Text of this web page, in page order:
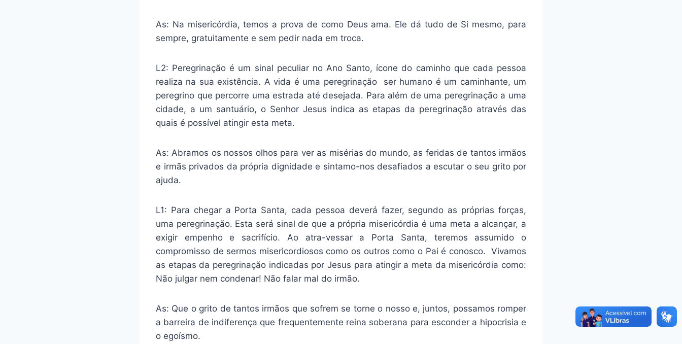
As: Na misericórdia, temos a prova de como Deus ama. Ele dá tudo de Si mesmo, para
sempre, gratuitamente e sem pedir nada em troca.
L2: Peregrinação é um sinal peculiar no Ano Santo, ícone do caminho que cada pessoa
realiza na sua existência. A vida é uma peregrinação ser humano é um caminhante, um
peregrino que percorre uma estrada até desejada. Para além de uma peregrinação a uma
cidade, a um santuário, o Senhor Jesus indica as etapas da peregrinação através das
quais é possível atingir esta meta.
As: Abramos os nossos olhos para ver as misérias do mundo, as feridas de tantos irmãos
e irmãs privados da própria dignidade e sintamo-nos desafiados a escutar o seu grito por
ajuda.
L1: Para chegar a Porta Santa, cada pessoa deverá fazer, segundo as próprias forças,
uma peregrinação. Esta será sinal de que a própria misericórdia é uma meta a alcançar, a
exigir empenho e sacrifício. Ao atra-vessar a Porta Santa, teremos assumido o
compromisso de sermos misericordiosos como os outros como o Pai é conosco. Vivamos
as etapas da peregrinação indicadas por Jesus para atingir a meta da misericórdia como:
Não julgar nem condenar! Não falar mal do irmão.
As: Que o grito de tantos irmãos que sofrem se torne o nosso e, juntos, possamos romper
a barreira de indiferença que frequentemente reina soberana para esconder a hipocrisia e
o egoísmo.